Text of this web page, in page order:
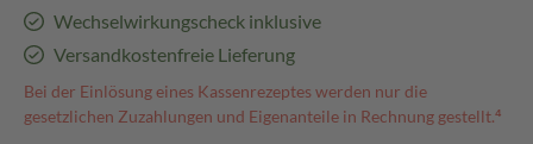
Wechselwirkungscheck inklusive
Versandkostenfreie Lieferung
Bei der Einlösung eines Kassenrezeptes werden nur die
gesetzlichen Zuzahlungen und Eigenanteile in Rechnung gestellt.⁴